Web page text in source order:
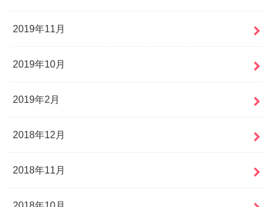
2019年11月
2019年10月
2019年2月
2018年12月
2018年11月